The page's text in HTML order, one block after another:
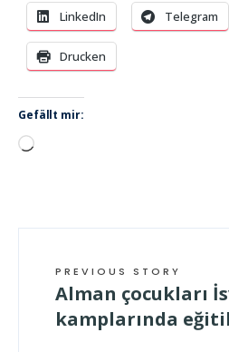
LinkedIn Telegram
Drucken
Gefällt mir:
Wird
PREVIOUS STORY
Alman çocukları
kamplarında